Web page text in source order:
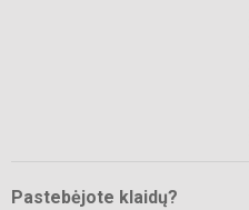
Pastebėjote klaidų?